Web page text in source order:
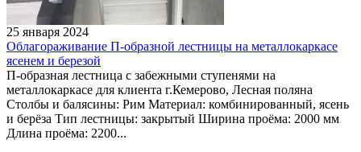
25 января 2024
Облагораживание П-образной лестницы на металлокаркасе
ясенем и березой
П-образная лестница с забежными ступенями на
металлокаркасе для клиента г.Кемерово, Лесная поляна
Столбы и балясины: Рим Материал: комбинированный, ясень
и берёза Тип лестницы: закрытый Ширина проёма: 2000 мм
Длина проёма: 2200...